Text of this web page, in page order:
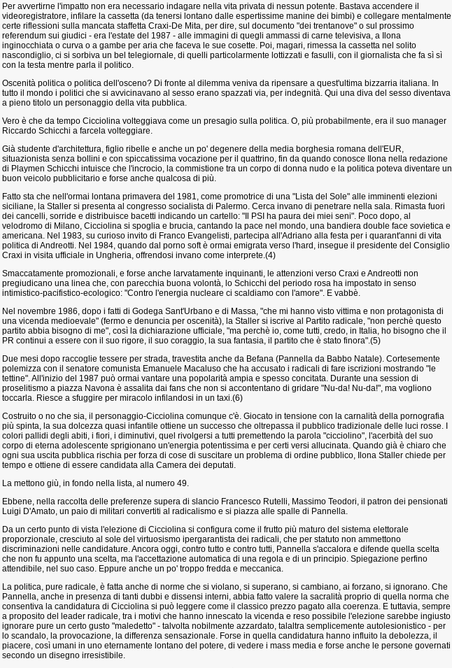
Per avvertirne l'impatto non era necessario indagare nella vita privata di nessun potente. Bastava accendere il
videoregistratore, infilare la cassetta (da tenersi lontano dalle espertissime manine dei bimbi) e collegare mentalmente
certe riflessioni sulla mancata staffetta Craxi-De Mita, per dire, sul documento "dei trentanove" o sul prossimo
referendum sui giudici - era l'estate del 1987 - alle immagini di quegli ammassi di carne televisiva, a Ilona
inginocchiata o curva o a gambe per aria che faceva le sue cosette. Poi, magari, rimessa la cassetta nel solito
nascondiglio, ci si sorbiva un bel telegiornale, di quelli particolarmente lottizzati e fasulli, con il giornalista che fa sì sì
con la testa mentre parla il politico.
Oscenità politica o politica dell'osceno? Di fronte al dilemma veniva da ripensare a quest'ultima bizzarria italiana. In
tutto il mondo i politici che si avvicinavano al sesso erano spazzati via, per indegnità. Qui una diva del sesso diventava
a pieno titolo un personaggio della vita pubblica.
Vero è che da tempo Cicciolina volteggiava come un presagio sulla politica. O, più probabilmente, era il suo manager
Riccardo Schicchi a farcela volteggiare.
Già studente d'architettura, figlio ribelle e anche un po' degenere della media borghesia romana dell'EUR,
situazionista senza bollini e con spiccatissima vocazione per il quattrino, fin da quando conosce Ilona nella redazione
di Playmen Schicchi intuisce che l'incrocio, la commistione tra un corpo di donna nudo e la politica poteva diventare un
buon veicolo pubblicitario e forse anche qualcosa di più.
Fatto sta che nell'ormai lontana primavera del 1981, come promotrice di una "Lista del Sole" alle imminenti elezioni
siciliane, la Staller si presenta al congresso socialista di Palermo. Cerca invano di penetrare nella sala. Rimasta fuori
dei cancelli, sorride e distribuisce bacetti indicando un cartello: "Il PSI ha paura dei miei seni". Poco dopo, al
velodromo di Milano, Cicciolina si spoglia e brucia, cantando la pace nel mondo, una bandiera double face sovietica e
americana. Nel 1983, su curioso invito di Franco Evangelisti, partecipa all'Adriano alla festa per i quarant'anni di vita
politica di Andreotti. Nel 1984, quando dal porno soft è ormai emigrata verso l'hard, insegue il presidente del Consiglio
Craxi in visita ufficiale in Ungheria, offrendosi invano come interprete.(4)
Smaccatamente promozionali, e forse anche larvatamente inquinanti, le attenzioni verso Craxi e Andreotti non
pregiudicano una linea che, con parecchia buona volontà, lo Schicchi del periodo rosa ha impostato in senso
intimistico-pacifistico-ecologico: "Contro l'energia nucleare ci scaldiamo con l'amore". E vabbè.
Nel novembre 1986, dopo i fatti di Godega Sant'Urbano e di Massa, "che mi hanno visto vittima e non protagonista di
una vicenda medioevale" (fermo e denuncia per oscenità), la Staller si iscrive al Partito radicale, "non perchè questo
partito abbia bisogno di me", così la dichiarazione ufficiale, "ma perchè io, come tutti, credo, in Italia, ho bisogno che il
PR continui a essere con il suo rigore, il suo coraggio, la sua fantasia, il partito che è stato finora".(5)
Due mesi dopo raccoglie tessere per strada, travestita anche da Befana (Pannella da Babbo Natale). Cortesemente
polemizza con il senatore comunista Emanuele Macaluso che ha accusato i radicali di fare iscrizioni mostrando "le
tettine". All'inizio del 1987 può ormai vantare una popolarità ampia e spesso concitata. Durante una session di
proselitismo a piazza Navona è assalita dai fans che non si accontentano di gridare "Nu-da! Nu-da!", ma vogliono
toccarla. Riesce a sfuggire per miracolo infilandosi in un taxi.(6)
Costruito o no che sia, il personaggio-Cicciolina comunque c'è. Giocato in tensione con la carnalità della pornografia
più spinta, la sua dolcezza quasi infantile ottiene un successo che oltrepassa il pubblico tradizionale delle luci rosse. I
colori pallidi degli abiti, i fiori, i diminutivi, quel rivolgersi a tutti premettendo la parola "cicciolino", l'acerbità del suo
corpo di eterna adolescente sprigionano un'energia potentissima e per certi versi allucinata. Quando già è chiaro che
ogni sua uscita pubblica rischia per forza di cose di suscitare un problema di ordine pubblico, Ilona Staller chiede per
tempo e ottiene di essere candidata alla Camera dei deputati.
La mettono giù, in fondo nella lista, al numero 49.
Ebbene, nella raccolta delle preferenze supera di slancio Francesco Rutelli, Massimo Teodori, il patron dei pensionati
Luigi D'Amato, un paio di militari convertiti al radicalismo e si piazza alle spalle di Pannella.
Da un certo punto di vista l'elezione di Cicciolina si configura come il frutto più maturo del sistema elettorale
proporzionale, cresciuto al sole del virtuosismo ipergarantista dei radicali, che per statuto non ammettono
discriminazioni nelle candidature. Ancora oggi, contro tutto e contro tutti, Pannella s'accalora e difende quella scelta
che non fu appunto una scelta, ma l'accettazione automatica di una regola e di un principio. Spiegazione perfino
attendibile, nel suo caso. Eppure anche un po' troppo fredda e meccanica.
La politica, pure radicale, è fatta anche di norme che si violano, si superano, si cambiano, ai forzano, si ignorano. Che
Pannella, anche in presenza di tanti dubbi e dissensi interni, abbia fatto valere la sacralità proprio di quella norma che
consentiva la candidatura di Cicciolina si può leggere come il classico prezzo pagato alla coerenza. E tuttavia, sempre
a proposito del leader radicale, tra i motivi che hanno innescato la vicenda e reso possibile l'elezione sarebbe ingiusto
ignorare pure un certo gusto "maledetto" - talvolta nobilmente azzardato, talaltra semplicemente autolesionistico - per
lo scandalo, la provocazione, la differenza sensazionale. Forse in quella candidatura hanno influito la debolezza, il
piacere, così umani in uno eternamente lontano del potere, di vedere i mass media e forse anche le persone governati
secondo un disegno irresistibile.